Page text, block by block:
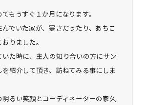
もうすぐ１か月になります。
でいた家が、寒さだったり、あちこ
りました。
た時に、主人の知り合いの方にサン
紹介して頂き、訪ねてみる事にしま
るい笑顔とコーディネーターの家久